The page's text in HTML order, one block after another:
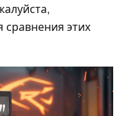
сравнения этих